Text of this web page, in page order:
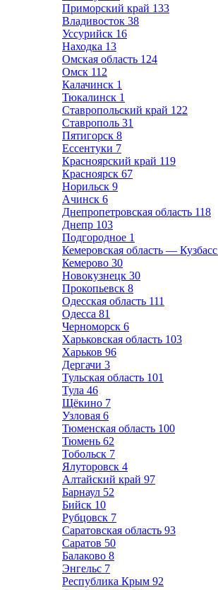
Приморский край 133
Владивосток 38
Уссурийск 16
Находка 13
Омская область 124
Омск 112
Калачинск 1
Тюкалинск 1
Ставропольский край 122
Ставрополь 31
Пятигорск 8
Ессентуки 7
Красноярский край 119
Красноярск 67
Норильск 9
Ачинск 6
Днепропетровская область 118
Днепр 103
Подгородное 1
Кемеровская область — Кузбасс
Кемерово 30
Новокузнецк 30
Прокопьевск 8
Одесская область 111
Одесса 81
Черноморск 6
Харьковская область 103
Харьков 96
Дергачи 3
Тульская область 101
Тула 46
Щёкино 7
Узловая 6
Тюменская область 100
Тюмень 62
Тобольск 7
Ялуторовск 4
Алтайский край 97
Барнаул 52
Бийск 10
Рубцовск 7
Саратовская область 93
Саратов 50
Балаково 8
Энгельс 7
Республика Крым 92